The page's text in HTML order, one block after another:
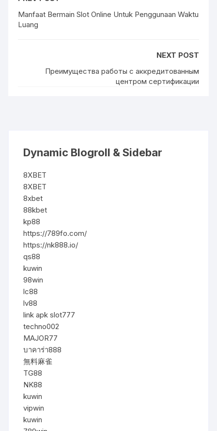
Manfaat Bermain Slot Online Untuk Penggunaan Waktu
Luang
NEXT POST
Преимущества работы с аккредитованным
центром сертификации
Dynamic Blogroll & Sidebar
8XBET
8XBET
8xbet
88kbet
kp88
https://789fo.com/
https://nk888.io/
qs88
kuwin
98win
lc88
lv88
link apk slot777
techno002
MAJOR77
บาคาร่า888
無料麻雀
TG88
NK88
kuwin
vipwin
kuwin